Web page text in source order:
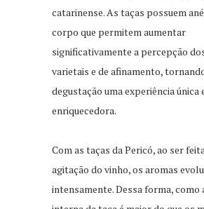
catarinense. As taças possuem
corpo que permitem aumentar
significativamente a percepção
varietais e de afinamento,
degustação uma experiência única
enriquecedora.
Com as taças da Pericó, ao ser
agitação do vinho, os aromas
intensamente. Dessa forma, como